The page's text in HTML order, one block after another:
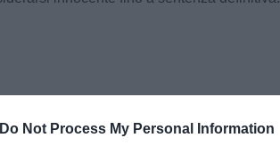
Do Not Process My Personal Information